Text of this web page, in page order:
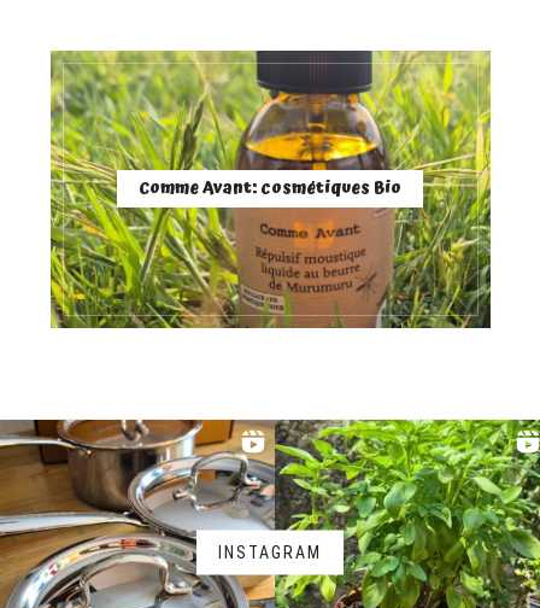
Comme Avant: cosmétiques Bio
INSTAGRAM